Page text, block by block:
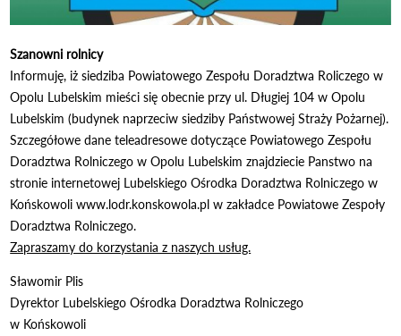
Szanowni rolnicy
Informuję, iż siedziba Powiatowego Zespołu Doradztwa Roliczego w
Opolu Lubelskim mieści się obecnie przy ul. Długiej 104 w Opolu
Lubelskim (budynek naprzeciw siedziby Państwowej Straży Pożarnej).
Szczegółowe dane teleadresowe dotyczące Powiatowego Zespołu
Doradztwa Rolniczego w Opolu Lubelskim znajdziecie Panstwo na
stronie internetowej Lubelskiego Ośrodka Doradztwa Rolniczego w
Końskowoli www.lodr.konskowola.pl w zakładce Powiatowe Zespoły
Doradztwa Rolniczego.
Zapraszamy do korzystania z naszych usług.
Sławomir Plis
Dyrektor Lubelskiego Ośrodka Doradztwa Rolniczego
w Końskowoli